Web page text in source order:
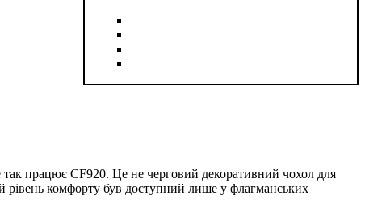
працює CF920. Це не черговий декоративний чохол для
рівень комфорту був доступний лише у флагманських